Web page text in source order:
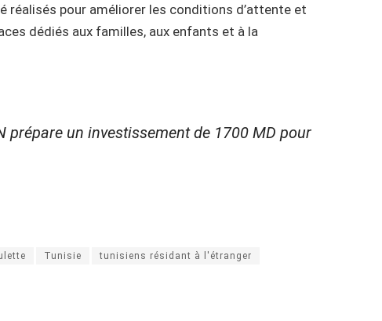
réalisés pour améliorer les conditions d’attente et
dédiés aux familles, aux enfants et à la
prépare un investissement de 1700 MD pour
Tunisie tunisiens résidant à l'étranger